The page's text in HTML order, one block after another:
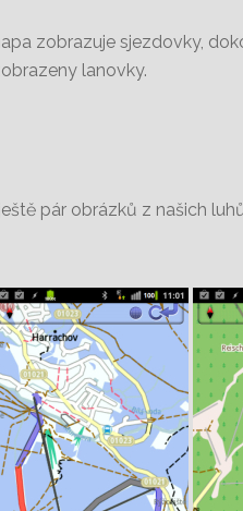
zobrazuje sjezdovky,
lanovky.
pár obrázků z našich